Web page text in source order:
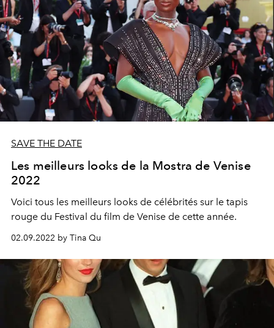
SAVE THE DATE
Les meilleurs looks de la Mostra de Venise
2022
Voici tous les meilleurs looks de célébrités sur le tapis
rouge du Festival du film de Venise de cette année.
02.09.2022 by Tina Qu